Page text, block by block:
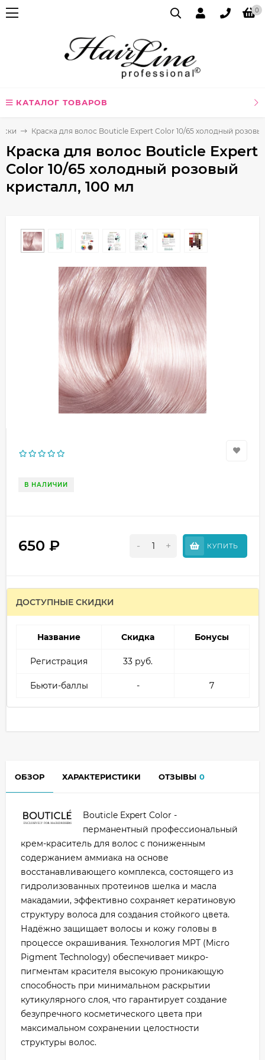
0
КАТАЛОГ ТОВАРОВ
Краска для волос Bouticle Expert Color 10/65 холодный
Краска для волос Bouticle Expert
Color 10/65 холодный розовый
кристалл, 100 мл
В НАЛИЧИИ
650 ₽ - + КУПИТЬ
ДОСТУПНЫЕ СКИДКИ
Название Скидка Бонусы
Регистрация 33 руб.
Бьюти-баллы - 7
ОБЗОР ХАРАКТЕРИСТИКИ ОТЗЫВЫ 0
Bouticle Expert Color -
перманентный профессиональный
крем-краситель для волос с пониженным
содержанием аммиака на основе
восстанавливающего комплекса, состоящего из
гидролизованных протеинов шелка и масла
макадамии, эффективно сохраняет кератиновую
структуру волоса для создания стойкого цвета.
Надёжно защищает волосы и кожу головы в
процессе окрашивания. Технология MPT (Micro
Pigment Technology) обеспечивает микро-
пигментам красителя высокую проникающую
способность при минимальном раскрытии
кутикулярного слоя, что гарантирует создание
безупречного косметического цвета при
максимальном сохранении целостности
структуры волос.